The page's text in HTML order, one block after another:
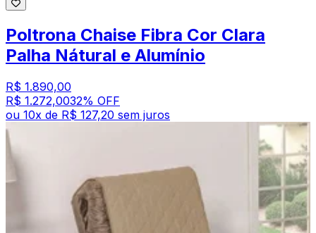
Poltrona Chaise Fibra Cor Clara
Palha Nátural e Alumínio
R$ 1.890,00
R$ 1.272,0032% OFF
ou 10x de R$ 127,20 sem juros